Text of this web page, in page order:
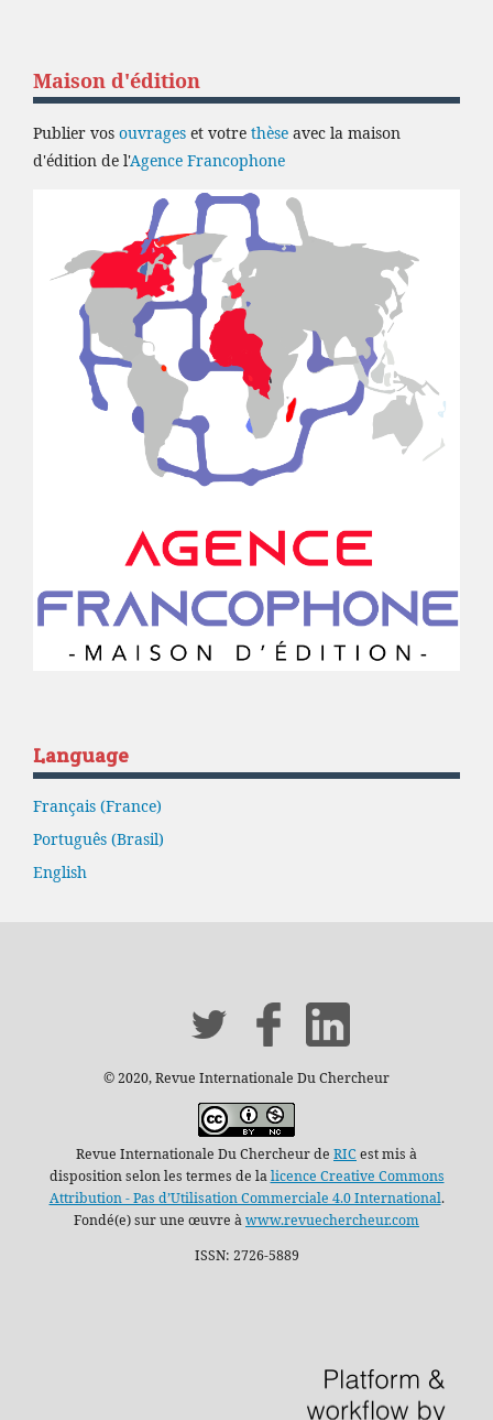
Maison d'édition
Publier vos ouvrages et votre thèse avec la maison
d'édition de l'Agence Francophone
Language
Français (France)
Português (Brasil)
English
© 2020, Revue Internationale Du Chercheur
Revue Internationale Du Chercheur de RIC est mis à
disposition selon les termes de lalicence Creative Commons
Attribution - Pas d’Utilisation Commerciale 4.0 International.
Fondé(e) sur une œuvre àwww.revuechercheur.com
ISSN: 2726-5889